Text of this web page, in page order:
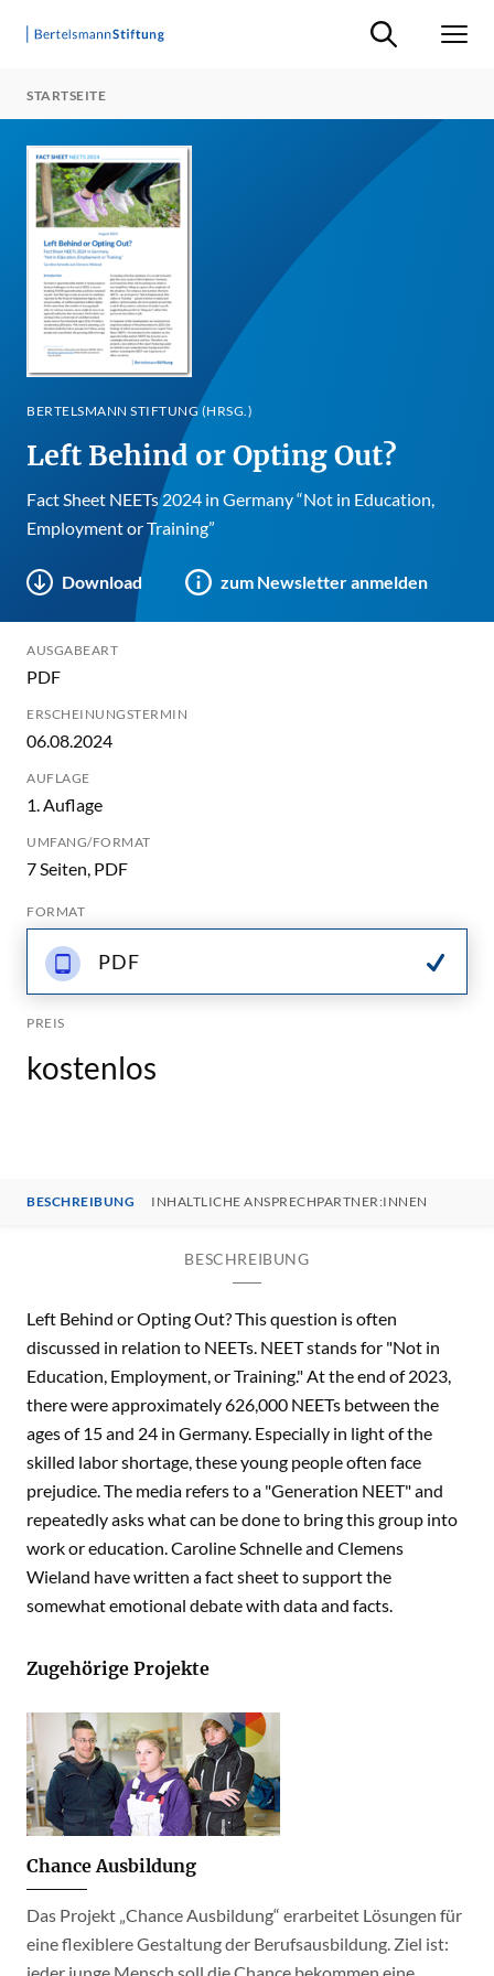
Suche ein-/
STARTSEITE
BERTELSMANN STIFTUNG (HRSG.)
Left Behind or Opting Out?
Fact Sheet NEETs 2024 in Germany “Not in Education,
Employment or Training”
Download zum Newsletter anmelden
AUSGABEART
PDF
ERSCHEINUNGSTERMIN
06.08.2024
AUFLAGE
1. Auflage
UMFANG/FORMAT
7 Seiten, PDF
FORMAT
PDF
PREIS
kostenlos
BESCHREIBUNG INHALTLICHE ANSPRECHPARTNER:INNEN
BESCHREIBUNG
Left Behind or Opting Out? This question is often
discussed in relation to NEETs. NEET stands for "Not in
Education, Employment, or Training." At the end of 2023,
there were approximately 626,000 NEETs between the
ages of 15 and 24 in Germany. Especially in light of the
skilled labor shortage, these young people often face
prejudice. The media refers to a "Generation NEET" and
repeatedly asks what can be done to bring this group into
work or education. Caroline Schnelle and Clemens
Wieland have written a fact sheet to support the
somewhat emotional debate with data and facts.
Zugehörige Projekte
Chance Ausbildung
Das Projekt „Chance Ausbildung“ erarbeitet Lösungen für
eine flexiblere Gestaltung der Berufsausbildung. Ziel ist: